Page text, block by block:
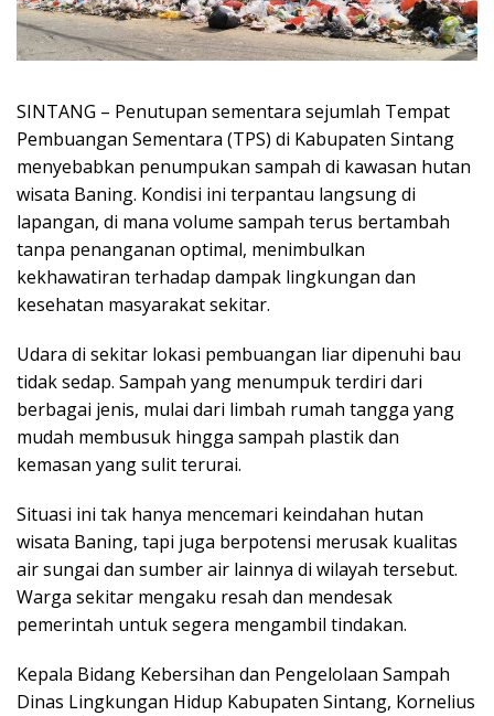
SINTANG – Penutupan sementara sejumlah Tempat
Pembuangan Sementara (TPS) di Kabupaten Sintang
menyebabkan penumpukan sampah di kawasan hutan
wisata Baning. Kondisi ini terpantau langsung di
lapangan, di mana volume sampah terus bertambah
tanpa penanganan optimal, menimbulkan
kekhawatiran terhadap dampak lingkungan dan
kesehatan masyarakat sekitar.
Udara di sekitar lokasi pembuangan liar dipenuhi bau
tidak sedap. Sampah yang menumpuk terdiri dari
berbagai jenis, mulai dari limbah rumah tangga yang
mudah membusuk hingga sampah plastik dan
kemasan yang sulit terurai.
Situasi ini tak hanya mencemari keindahan hutan
wisata Baning, tapi juga berpotensi merusak kualitas
air sungai dan sumber air lainnya di wilayah tersebut.
Warga sekitar mengaku resah dan mendesak
pemerintah untuk segera mengambil tindakan.
Kepala Bidang Kebersihan dan Pengelolaan Sampah
Dinas Lingkungan Hidup Kabupaten Sintang, Kornelius